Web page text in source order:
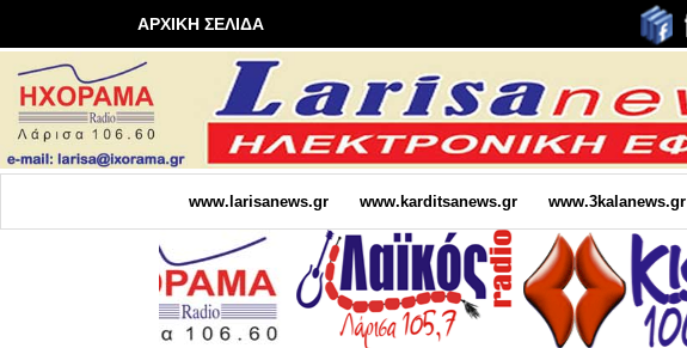
ΑΡΧΙΚΗ ΣΕΛΙΔΑ
www.larisanews.gr www.karditsanews.gr www.3kalanews.gr